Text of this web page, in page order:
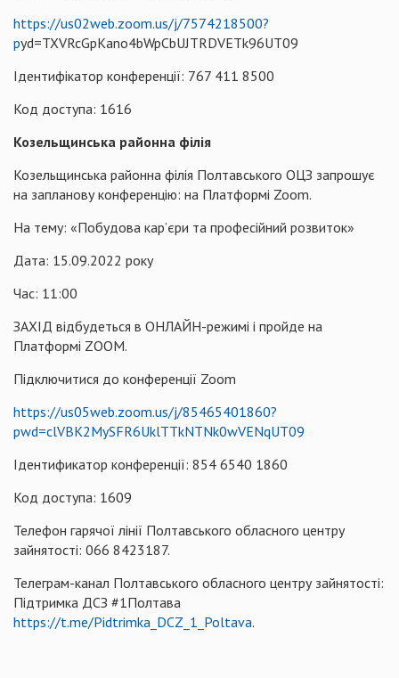
https://us02web.zoom.us/j/7574218500?
pуd=TXVRcGрKano4bWpCbUJTRDVETk96UT09
Ідентифікатор конференції: 767 411 8500
Код доступа: 1616
Козельщинська районна філія
Козельщинська районна філія Полтавського ОЦЗ запрошує
на запланову конференцію: на Платформі Zoom.
На тему: «Побудова кар’єри та професійний розвиток»
Дата: 15.09.2022 року
Час: 11:00
ЗАХІД відбудеться в ОНЛАЙН-режимі і пройде на
Платформі ZOOM.
Підключитися до конференції Zoom
https://us05web.zoom.us/j/85465401860?
pwd=clVBK2MySFR6UklTTkNTNk0wVENqUT09
Ідентификатор конференції: 854 6540 1860
Код доступа: 1609
Телефон гарячої лінії Полтавського обласного центру
зайнятості: 066 8423187.
Телеграм-канал Полтавського обласного центру зайнятості:
Підтримка ДСЗ #1Полтава
https://t.me/Pidtrimka_DCZ_1_Poltava.